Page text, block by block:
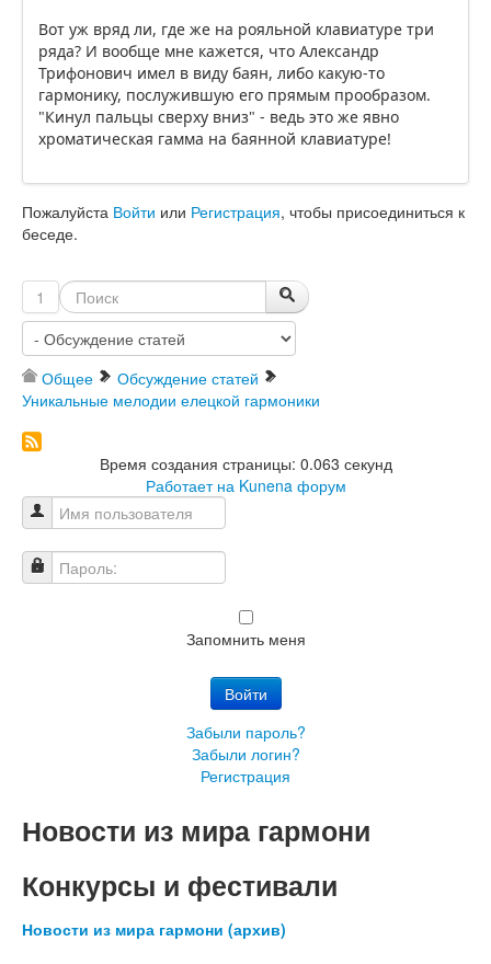
Вот уж вряд ли, где же на рояльной клавиатуре три
ряда? И вообще мне кажется, что Александр
Трифонович имел в виду баян, либо какую-то
гармонику, послужившую его прямым прообразом.
"Кинул пальцы сверху вниз" - ведь это же явно
хроматическая гамма на баянной клавиатуре!
Пожалуйста Войти или Регистрация, чтобы присоединиться к
беседе.
1
Общее
Обсуждение статей
Уникальные мелодии елецкой гармоники
Время создания страницы: 0.063 секунд
Работает на Kunena форум
Имя пользователя
Пароль:
Запомнить меня
Войти
Забыли пароль?
Забыли логин?
Регистрация
Новости из мира гармони
Конкурсы и фестивали
Новости из мира гармони (архив)